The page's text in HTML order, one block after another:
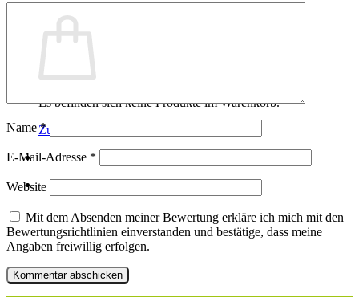
Warenkorb
Es befinden sich keine Produkte im Warenkorb.
Zurück zum Shop
Name*
E-Mail-Adresse *
Website
Mit dem Absenden meiner Bewertung erkläre ich mich mit den
Bewertungsrichtlinien einverstanden und bestätige, dass meine
Angaben freiwillig erfolgen.